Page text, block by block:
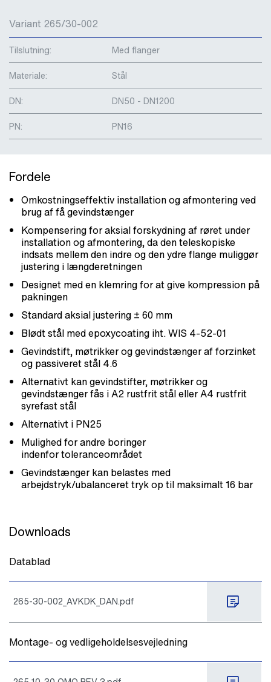
Variant 265/30-002
Tilslutning:
Med flanger
Materiale:
Stål
DN:
DN50 - DN1200
PN:
PN16
Fordele
Omkostningseffektiv installation og afmontering ved
brug af få gevindstænger
Kompensering for aksial forskydning af røret under
installation og afmontering, da den teleskopiske
indsats mellem den indre og den ydre flange muliggør
justering i længderetningen
Designet med en klemring for at give kompression på
pakningen
Standard aksial justering ± 60 mm
Blødt stål med epoxycoating iht. WIS 4-52-01
Gevindstift, møtrikker og gevindstænger af forzinket
og passiveret stål 4.6
Alternativt kan gevindstifter, møtrikker og
gevindstænger fås i A2 rustfrit stål eller A4 rustfrit
syrefast stål
Alternativt i PN25
Mulighed for andre boringer
indenfor toleranceområdet
Gevindstænger kan belastes med
arbejdstryk/ubalanceret tryk op til maksimalt 16 bar
Downloads
Datablad
265-30-002_AVKDK_DAN.pdf
Montage- og vedligeholdelsesvejledning